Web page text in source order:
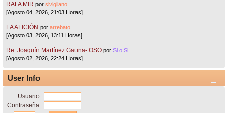
RAFA MIR porsivigliano
[Agosto 04, 2026, 21:03 Horas]
LA AFICIÓN porarrebato
[Agosto 03, 2026, 13:11 Horas]
Re: Joaquín Martínez Gauna- OSO porSi o Si
[Agosto 02, 2026, 22:24 Horas]
User Info
Usuario:
Contraseña: